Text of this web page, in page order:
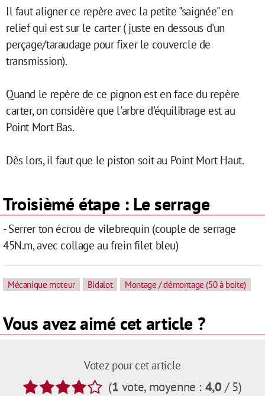
Il faut aligner ce repère avec la petite "saignée" en
relief qui est sur le carter ( juste en dessous d'un
perçage/taraudage pour fixer le couvercle de
transmission).
Quand le repère de ce pignon est en face du repère
carter, on considère que l'arbre d'équilibrage est au
Point Mort Bas.
Dès lors, il faut que le piston soit au Point Mort Haut.
Troisièmé étape : Le serrage
- Serrer ton écrou de vilebrequin (couple de serrage
45N.m, avec collage au frein filet bleu)
Mécanique moteur Bidalot Montage / démontage (50 à boite)
Vous avez aimé cet article ?
Votez pour cet article
(1 vote, moyenne : 4,0 / 5)